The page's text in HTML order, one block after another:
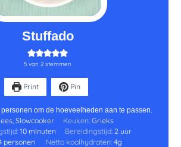
Stuffado
5 van 2 stemmen
Print Pin
personen om de hoeveelheden aan te passen.
Slowcooker Keuken: Grieks
10 minuten Bereidingstijd: 2 uur
personen Netto koolhydraten: 4g